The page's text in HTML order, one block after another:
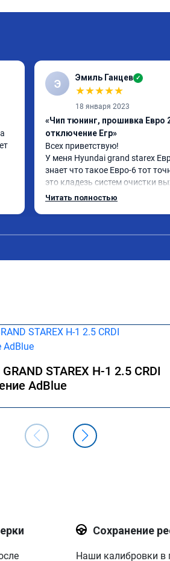
Э Эмиль Ганцев ✓
★★★★★
18 января 2023
«Чип тюнинг, прошивка Евро
отключение Егр»
Всех приветствую!
У меня Hyundai grand starex
знает что такое Евро-6 тот
это кладезь систем очистки
газов, там и ЕГР и мочевина,
В общем рекомендую. Всем
Читать полностью
STAREX H-1 2.5 CRDI
AdBlue
Сохранение
Наши калибровки в